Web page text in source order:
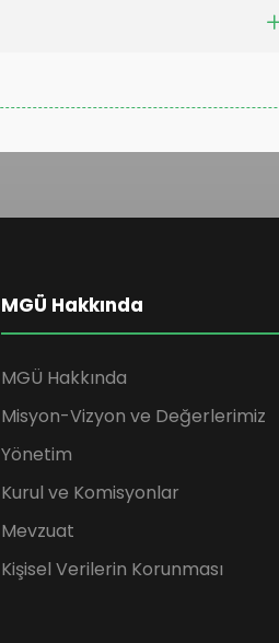
MGÜ Hakkında
MGÜ Hakkında
Misyon-Vizyon ve Değerlerimiz
Yönetim
Kurul ve Komisyonlar
Mevzuat
Kişisel Verilerin Korunması